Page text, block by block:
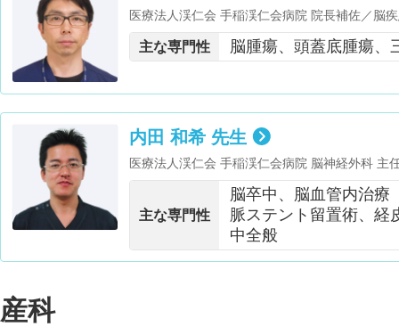
医療法人渓仁会 手稲渓仁会病院 院長補佐／脳
学会 会員・日本神経内視鏡学会 技術認定医・
内視鏡学会 会員・がん治療に携わる医師を対
主な専門性 脳腫瘍、頭蓋底腫瘍、
内田 和希 先生
医療法人渓仁会 手稲渓仁会病院 脳神経外科 主
た緩和ケアに関する研修修了
主な専門性
脳卒中、脳血管内治療
脈ステント留置術、経
中全般
産科